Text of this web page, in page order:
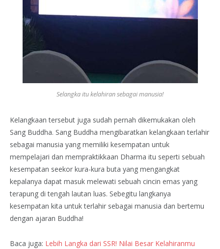
Selangka itu kelahiran sebagai manusia!
Kelangkaan tersebut juga sudah pernah dikemukakan oleh
Sang Buddha. Sang Buddha mengibaratkan kelangkaan terlahir
sebagai manusia yang memiliki kesempatan untuk
mempelajari dan mempraktikkaan Dharma itu seperti sebuah
kesempatan seekor kura-kura buta yang mengangkat
kepalanya dapat masuk melewati sebuah cincin emas yang
terapung di tengah lautan luas. Sebegitu langkanya
kesempatan kita untuk terlahir sebagai manusia dan bertemu
dengan ajaran Buddha!
Baca juga: Lebih Langka dari SSR! Nilai Besar Kelahiranmu